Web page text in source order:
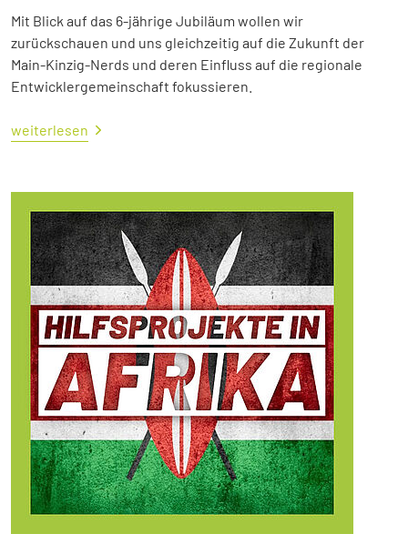
Mit Blick auf das 6-jährige Jubiläum wollen wir
zurückschauen und uns gleichzeitig auf die Zukunft der
Main-Kinzig-Nerds und deren Einfluss auf die regionale
Entwicklergemeinschaft fokussieren.
weiterlesen